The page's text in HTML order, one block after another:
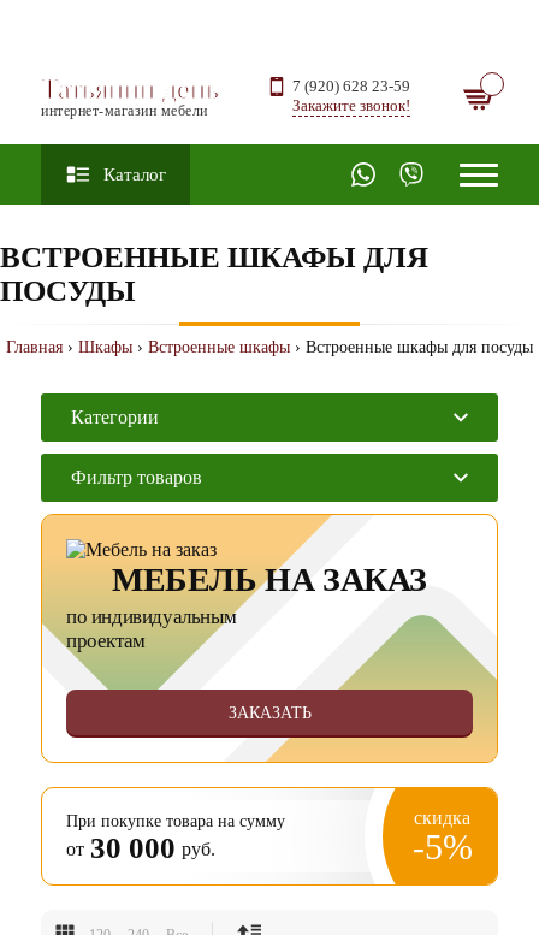
Татьянин день
интернет-магазин мебели
7 (920) 628 23-59
Закажите звонок!
Каталог
ВСТРОЕННЫЕ ШКАФЫ ДЛЯ
ПОСУДЫ
Главная › Шкафы › Встроенные шкафы › Встроенные шкафы для посуды
Категории
Фильтр товаров
МЕБЕЛЬ НА ЗАКАЗ
по индивидуальным
проектам
ЗАКАЗАТЬ
При покупке товара на сумму
от 30 000 руб.
скидка
-5%